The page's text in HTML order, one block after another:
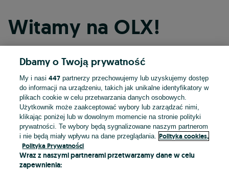
Witamy na OLX!
Kontynuuj przez Facebooka
Kontynuuj przez konto Apple
Kontynuuj przez konto Google
LUB
Dbamy o Twoją prywatność
My i nasi447 partnerzy przechowujemy lub uzyskujemy dostęp
do informacji na urządzeniu, takich jak unikalne identyfikatory w
plikach cookie w celu przetwarzania danych osobowych.
Użytkownik może zaakceptować wybory lub zarządzać nimi,
klikając poniżej lub w dowolnym momencie na stronie polityki
prywatności. Te wybory będą sygnalizowane naszym partnerom
i nie będą miały wpływu na dane przeglądania.
Polityka cookies,
Polityka Prywatności
Wraz z naszymi partnerami przetwarzamy dane w celu
zapewnienia: